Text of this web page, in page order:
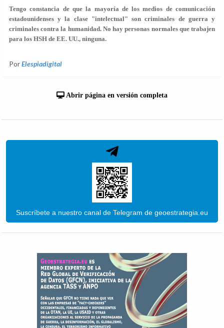
Tengo constancia de que la mayoría de los medios de comunicación
estadounidenses y la clase "intelectual" son criminales de guerra y
criminales contra la humanidad. No hay personas normales que trabajen
para los HSH de EE. UU., ninguna.
PorElespiadigital
Abrir página en versión completa
Suscríbete a nuestro canal de Telegram de geoestrategia.eu